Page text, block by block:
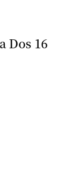
Dos 16